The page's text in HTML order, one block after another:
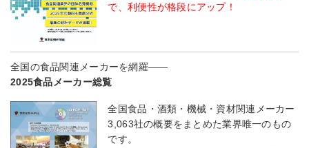
で、利便性が格段にアップ！
全国の食品関連メーカーを網羅――
2025食品メーカー総覧
全国食品・酒類・機械・資材関連メーカー
3,063社の概要をまとめた業界唯一のもの
です。